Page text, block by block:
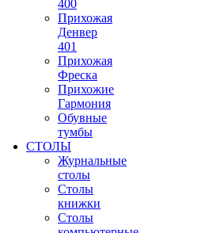
400
Прихожая
Денвер
401
Прихожая
Фреска
Прихожие
Гармония
Обувные
тумбы
СТОЛЫ
Журнальные
столы
Столы
книжки
Столы